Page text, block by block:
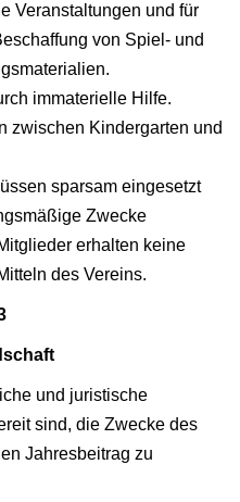
Veranstaltungen und für
von Spiel- und
immaterielle Hilfe.
zwischen Kindergarten und
sparsam eingesetzt
Zwecke
erhalten keine
des Vereins.
und juristische
sind, die Zwecke des
Jahresbeitrag zu